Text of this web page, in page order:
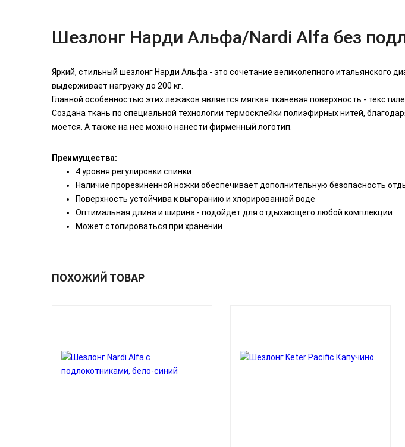
Шезлонг Нарди Альфа/Nardi Alfa без
Яркий, стильный шезлонг Нарди Альфа - это сочетание великолепного итальянского
выдерживает нагрузку до 200 кг.
Главной особенностью этих лежаков является мягкая тканевая поверхность -
Создана ткань по специальной технологии термосклейки полиэфирных нитей,
моется. А также на нее можно нанести фирменный логотип.
Преимущества:
4 уровня регулировки спинки
Наличие прорезиненной ножки обеспечивает дополнительную безопасность
Поверхность устойчива к выгоранию и хлорированной воде
Оптимальная длина и ширина - подойдет для отдыхающего любой комплекции
Может стопироваться при хранении
ПОХОЖИЙ ТОВАР